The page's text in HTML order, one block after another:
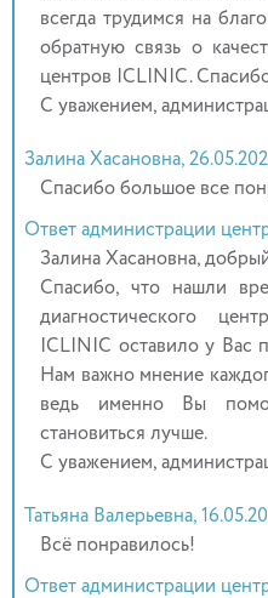
всегда трудимся на
обратную связь о
центров ICLINIC.
С уважением,
Залина Хасановна,
Спасибо большое все
Ответ администрации
Залина Хасановна,
Спасибо, что нашли
диагностического
ICLINIC оставило у Вас
Нам важно мнение
ведь именно Вы
становиться лучше.
С уважением,
Татьяна Валерьевна,
Всё понравилось!
Ответ администрации